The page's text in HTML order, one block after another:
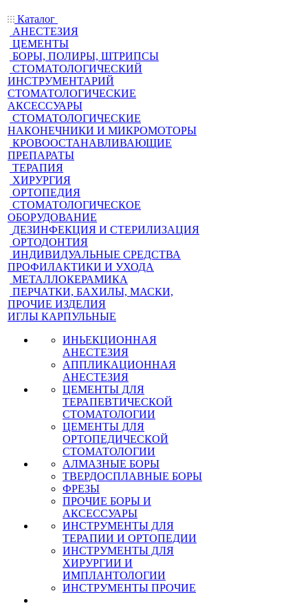
Каталог
АНЕСТЕЗИЯ
ЦЕМЕНТЫ
БОРЫ, ПОЛИРЫ, ШТРИПСЫ
СТОМАТОЛОГИЧЕСКИЙ
ИНСТРУМЕНТАРИЙ
СТОМАТОЛОГИЧЕСКИЕ
АКСЕССУАРЫ
СТОМАТОЛОГИЧЕСКИЕ
НАКОНЕЧНИКИ И МИКРОМОТОРЫ
КРОВООСТАНАВЛИВАЮЩИЕ
ПРЕПАРАТЫ
ТЕРАПИЯ
ХИРУРГИЯ
ОРТОПЕДИЯ
СТОМАТОЛОГИЧЕСКОЕ
ОБОРУДОВАНИЕ
ДЕЗИНФЕКЦИЯ И СТЕРИЛИЗАЦИЯ
ОРТОДОНТИЯ
ИНДИВИДУАЛЬНЫЕ СРЕДСТВА
ПРОФИЛАКТИКИ И УХОДА
МЕТАЛЛОКЕРАМИКА
ПЕРЧАТКИ, БАХИЛЫ, МАСКИ,
ПРОЧИЕ ИЗДЕЛИЯ
ИГЛЫ КАРПУЛЬНЫЕ
ИНЬЕКЦИОННАЯ
АНЕСТЕЗИЯ
АППЛИКАЦИОННАЯ
АНЕСТЕЗИЯ
ЦЕМЕНТЫ ДЛЯ
ТЕРАПЕВТИЧЕСКОЙ
СТОМАТОЛОГИИ
ЦЕМЕНТЫ ДЛЯ
ОРТОПЕДИЧЕСКОЙ
СТОМАТОЛОГИИ
АЛМАЗНЫЕ БОРЫ
ТВЕРДОСПЛАВНЫЕ БОРЫ
ФРЕЗЫ
ПРОЧИЕ БОРЫ И
АКСЕССУАРЫ
ИНСТРУМЕНТЫ ДЛЯ
ТЕРАПИИ И ОРТОПЕДИИ
ИНСТРУМЕНТЫ ДЛЯ
ХИРУРГИИ И
ИМПЛАНТОЛОГИИ
ИНСТРУМЕНТЫ ПРОЧИЕ